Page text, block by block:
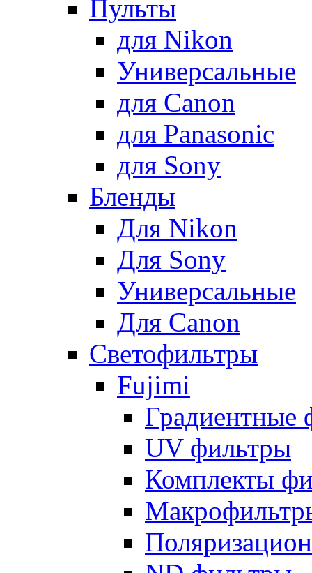
Пульты
для Nikon
Универсальные
для Canon
для Panasonic
для Sony
Бленды
Для Nikon
Для Sony
Универсальные
Для Canon
Светофильтры
Fujimi
Градиентные
UV фильтры
Комплекты